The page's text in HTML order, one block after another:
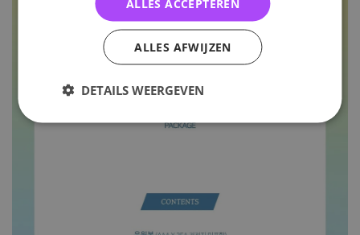
ALLES AFWIJZEN
DETAILS WEERGEVEN